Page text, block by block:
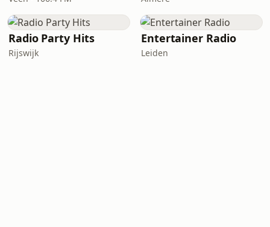
Radio Party Hits
Rijswijk
Entertainer Radio
Leiden